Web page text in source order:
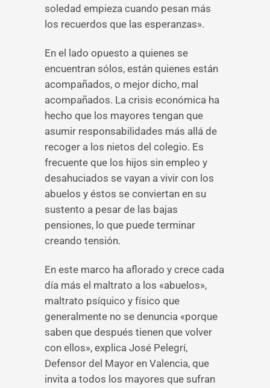
soledad empieza cuando pesan más
los recuerdos que las esperanzas».
En el lado opuesto a quienes se
encuentran sólos, están quienes están
acompañados, o mejor dicho, mal
acompañados. La crisis económica ha
hecho que los mayores tengan que
asumir responsabilidades más allá de
recoger a los nietos del colegio. Es
frecuente que los hijos sin empleo y
desahuciados se vayan a vivir con los
abuelos y éstos se conviertan en su
sustento a pesar de las bajas
pensiones, lo que puede terminar
creando tensión.
En este marco ha aflorado y crece cada
día más el maltrato a los «abuelos»,
maltrato psíquico y físico que
generalmente no se denuncia «porque
saben que después tienen que volver
con ellos», explica José Pelegrí,
Defensor del Mayor en Valencia, que
invita a todos los mayores que sufran